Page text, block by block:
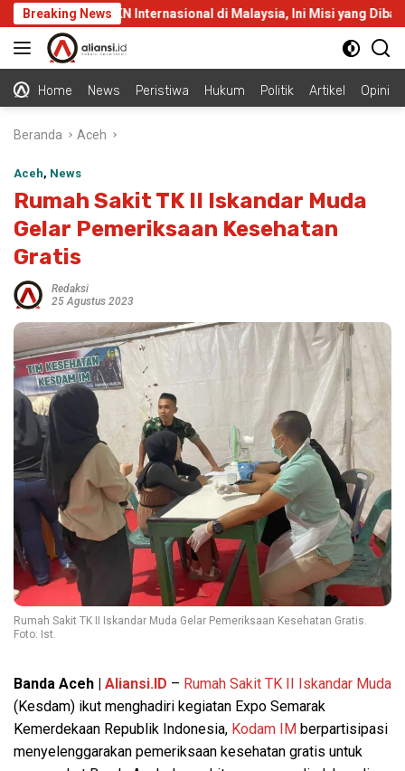
Langsung
ke
konten
Breaking News
Jalani KKN Internasional di Malaysia, Ini Misi yang Dibawa
Home News Peristiwa Hukum Politik Artikel Opini
Beranda Aceh
Aceh, News
Rumah Sakit TK II Iskandar Muda
Gelar Pemeriksaan Kesehatan
Gratis
Redaksi
25 Agustus 2023
Rumah Sakit TK II Iskandar Muda Gelar Pemeriksaan Kesehatan Gratis.
Foto: Ist.
Banda Aceh | Aliansi.ID – Rumah Sakit TK II Iskandar Muda
(Kesdam) ikut menghadiri kegiatan Expo Semarak
Kemerdekaan Republik Indonesia, Kodam IM berpartisipasi
menyelenggarakan pemeriksaan kesehatan gratis untuk